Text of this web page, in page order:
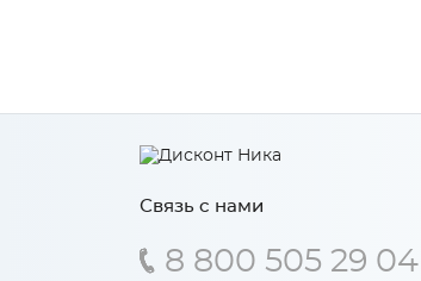
Связь с нами
8 800 505 29 04